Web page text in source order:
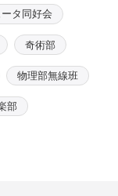
タ同好会
奇術部
物理部無線班
部